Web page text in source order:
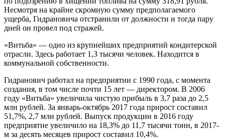
Несмотря на крайне скромную сумму предполагаемого
ущерба, Гидрановича отстранили от должности и тогда пару
дней он провел под стражей.
«Витьба» — одно из крупнейших предприятий кондитерской
отрасли. Здесь работает 1,3 тысячи человек. Находится в
коммунальной собственности.
Гидранович работал на предприятии с 1990 года, с момента
создания, в том числе почти 15 лет — директором. В 2006
году «Витьба» увеличила чистую прибыль в 3,7 раза до 2,5
млн рублей. За январь-октябрь 2017 года прирост составил
51,7%, 2,7 млн рублей. Выпуск продукции в 2016 году
предприятие увеличило на 18,3% до 11,7 тысячи тонн, в 2017-
м за десять месяцев прирост составил 10,4%.